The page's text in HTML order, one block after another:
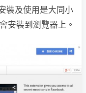
裝及使用是大同小
安裝到瀏覽器上。